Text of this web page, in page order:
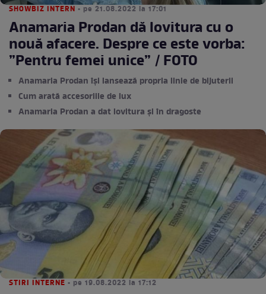
SHOWBIZ INTERN • pe 21.08.2022 la 17:01
Anamaria Prodan dă lovitura cu o
nouă afacere. Despre ce este vorba:
”Pentru femei unice” / FOTO
Anamaria Prodan își lansează propria linie de bijuterii
Cum arată accesoriile de lux
Anamaria Prodan a dat lovitura și în dragoste
STIRI INTERNE • pe 19.08.2022 la 17:12